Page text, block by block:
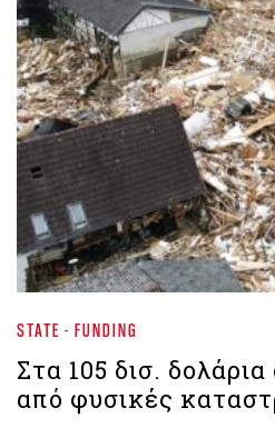
STATE - FUNDING
Στα 105 δισ.
από φυσικές